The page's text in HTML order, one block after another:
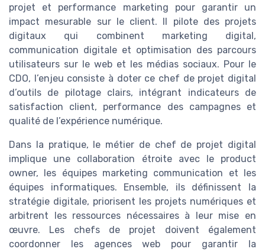
projet et performance marketing pour garantir un
impact mesurable sur le client. Il pilote des projets
digitaux qui combinent marketing digital,
communication digitale et optimisation des parcours
utilisateurs sur le web et les médias sociaux. Pour le
CDO, l’enjeu consiste à doter ce chef de projet digital
d’outils de pilotage clairs, intégrant indicateurs de
satisfaction client, performance des campagnes et
qualité de l’expérience numérique.
Dans la pratique, le métier de chef de projet digital
implique une collaboration étroite avec le product
owner, les équipes marketing communication et les
équipes informatiques. Ensemble, ils définissent la
stratégie digitale, priorisent les projets numériques et
arbitrent les ressources nécessaires à leur mise en
œuvre. Les chefs de projet doivent également
coordonner les agences web pour garantir la